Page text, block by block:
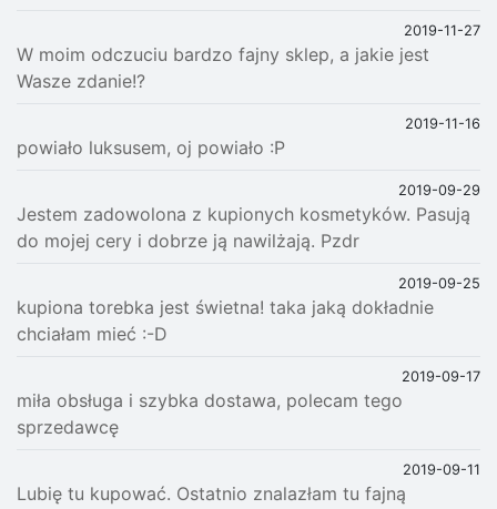
2019-11-27
W moim odczuciu bardzo fajny sklep, a jakie jest
Wasze zdanie!?
2019-11-16
powiało luksusem, oj powiało :P
2019-09-29
Jestem zadowolona z kupionych kosmetyków. Pasują
do mojej cery i dobrze ją nawilżają. Pzdr
2019-09-25
kupiona torebka jest świetna! taka jaką dokładnie
chciałam mieć :-D
2019-09-17
miła obsługa i szybka dostawa, polecam tego
sprzedawcę
2019-09-11
Lubię tu kupować. Ostatnio znalazłam tu fajną